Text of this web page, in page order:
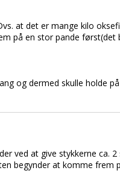
at det er mange kilo
på en stor pande først(det
og dermed skulle holde
ved at give stykkerne ca. 2
begynder at komme frem